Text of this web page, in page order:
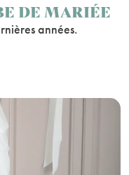
DE MARIÉE
années.